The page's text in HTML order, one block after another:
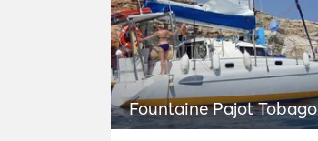
Fountaine Pajot Tobago